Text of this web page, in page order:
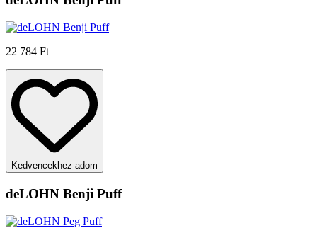
22 784 Ft
Kedvencekhez adom
deLOHN Benji Puff